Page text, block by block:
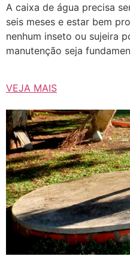
A caixa de água precisa
seis meses e estar bem
nenhum inseto ou sujeira
manutenção seja
VEJA MAIS